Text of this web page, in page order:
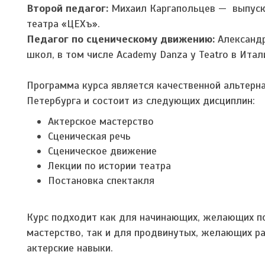
Второй педагог: Михаил Каргапольцев —
театра «ЦЕХъ».
Педагог по сценическому движению:
школ, в том числе Academy Danza y Teatro в
Программа курса является качественной
Петербурга и состоит из следующих дисциплин:
Актерское мастерство
Сценическая речь
Сценическое движение
Лекции по истории театра
Постановка спектакля
Курс подходит как для начинающих, желающих
мастерство, так и для продвинутых, желающих
актерские навыки.